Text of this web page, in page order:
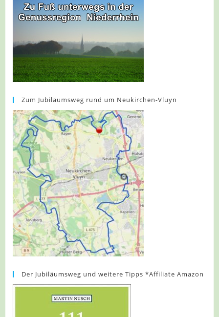
Zum Jubiläumsweg rund um Neukirchen-Vluyn
Der Jubiläumsweg und weitere Tipps *Affiliate Amazon